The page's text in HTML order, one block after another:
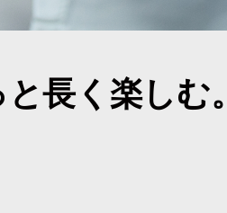
長く楽しむ。